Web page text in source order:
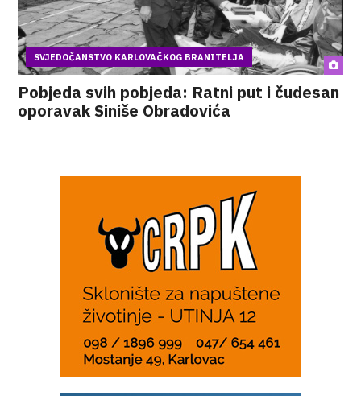
SVJEDOČANSTVO KARLOVAČKOG BRANITELJA
Pobjeda svih pobjeda: Ratni put i čudesan
oporavak Siniše Obradovića